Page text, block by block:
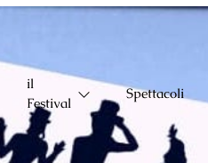
il
Festival
Spettacoli